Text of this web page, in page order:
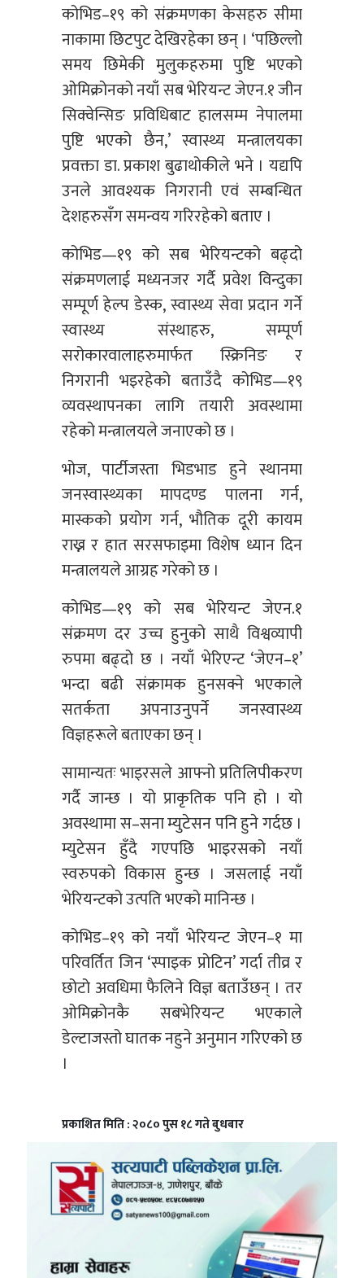
कोभिड–१९ को संक्रमणका केसहरु सीमा
नाकामा छिटपुट देखिरहेका छन् । ‘पछिल्लो
समय छिमेकी मुलुकहरुमा पुष्टि भएको
ओमिक्रोनको नयाँ सब भेरियन्ट जेएन.१ जीन
सिक्वेन्सिङ प्रविधिबाट हालसम्म नेपालमा
पुष्टि भएको छैन,’ स्वास्थ्य मन्त्रालयका
प्रवक्ता डा. प्रकाश बुढाथोकीले भने । यद्यपि
उनले आवश्यक निगरानी एवं सम्बन्धित
देशहरुसँग समन्वय गरिरहेको बताए ।
कोभिड—१९ को सब भेरियन्टको बढ्दो
संक्रमणलाई मध्यनजर गर्दै प्रवेश विन्दुका
सम्पूर्ण हेल्प डेस्क, स्वास्थ्य सेवा प्रदान गर्ने
स्वास्थ्य संस्थाहरु, सम्पूर्ण
सरोकारवालाहरुमार्फत स्क्रिनिङ र
निगरानी भइरहेको बताउँदै कोभिड—१९
व्यवस्थापनका लागि तयारी अवस्थामा
रहेको मन्त्रालयले जनाएको छ ।
भोज, पार्टीजस्ता भिडभाड हुने स्थानमा
जनस्वास्थ्यका मापदण्ड पालना गर्न,
मास्कको प्रयोग गर्न, भौतिक दूरी कायम
राख्न र हात सरसफाइमा विशेष ध्यान दिन
मन्त्रालयले आग्रह गरेको छ ।
कोभिड—१९ को सब भेरियन्ट जेएन.१
संक्रमण दर उच्च हुनुको साथै विश्वव्यापी
रुपमा बढ्दो छ । नयाँ भेरिएन्ट ‘जेएन–१’
भन्दा बढी संक्रामक हुनसक्ने भएकाले
सतर्कता अपनाउनुपर्ने जनस्वास्थ्य
विज्ञहरूले बताएका छन् ।
सामान्यतः भाइरसले आफ्नो प्रतिलिपीकरण
गर्दै जान्छ । यो प्राकृतिक पनि हो । यो
अवस्थामा स–सना म्युटेसन पनि हुने गर्दछ ।
म्युटेसन हुँदै गएपछि भाइरसको नयाँ
स्वरुपको विकास हुन्छ । जसलाई नयाँ
भेरियन्टको उत्पति भएको मानिन्छ ।
कोभिड–१९ को नयाँ भेरियन्ट जेएन–१ मा
परिवर्तित जिन ‘स्पाइक प्रोटिन’ गर्दा तीव्र र
छोटो अवधिमा फैलिने विज्ञ बताउँछन् । तर
ओमिक्रोनकै सबभेरियन्ट भएकाले
डेल्टाजस्तो घातक नहुने अनुमान गरिएको छ
।
प्रकाशित मिति : २०८० पुस १८ गते बुधबार